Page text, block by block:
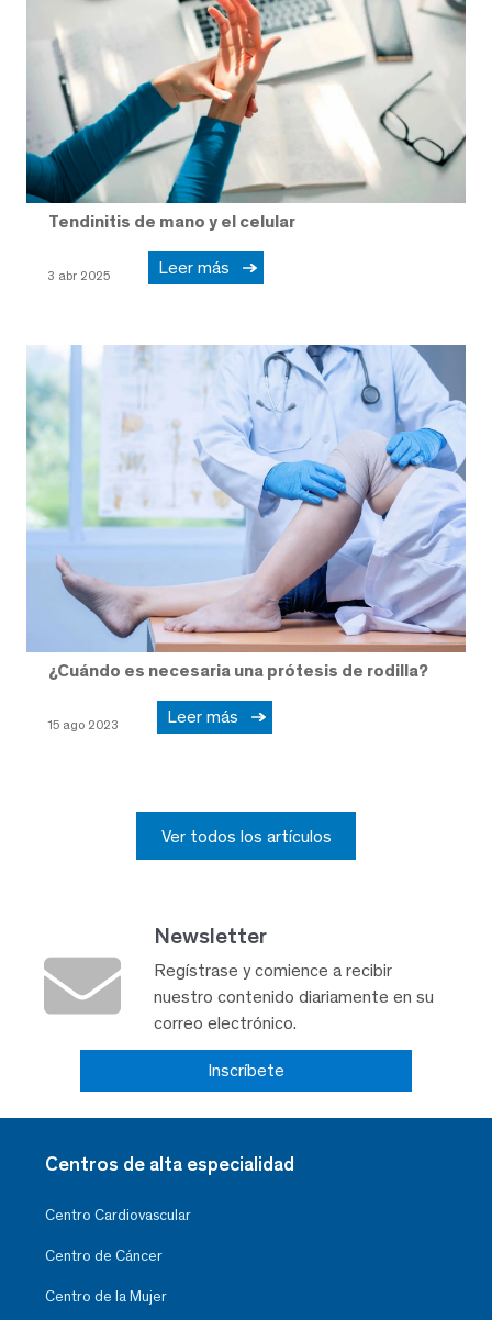
Tendinitis de mano y el celular
3 abr 2025 Leer más
¿Cuándo es necesaria una prótesis de rodilla?
15 ago 2023 Leer más
Ver todos los artículos
Newsletter
Regístrase y comience a recibir
nuestro contenido diariamente en su
correo electrónico.
Inscríbete
Centros de alta especialidad
Centro Cardiovascular
Centro de Cáncer
Centro de la Mujer